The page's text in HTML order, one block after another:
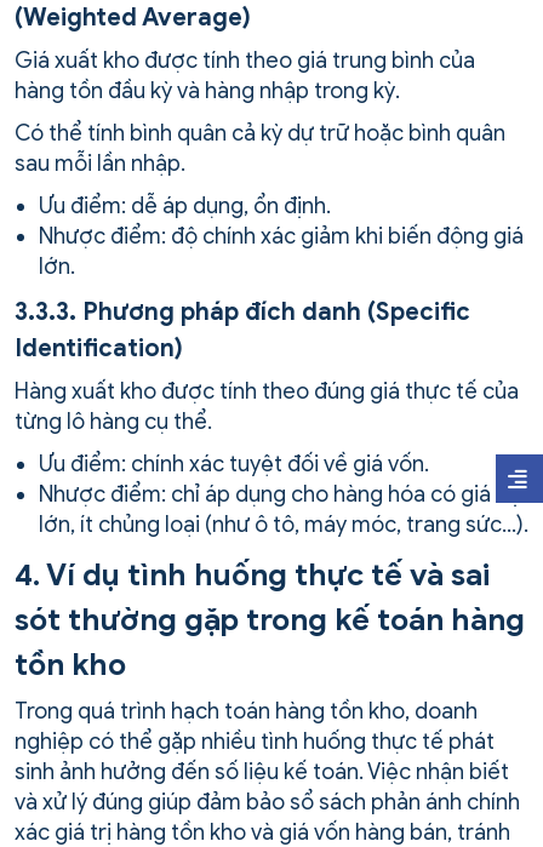
(Weighted Average)
Giá xuất kho được tính theo giá trung bình của
hàng tồn đầu kỳ và hàng nhập trong kỳ.
Có thể tính bình quân cả kỳ dự trữ hoặc bình quân
sau mỗi lần nhập.
Ưu điểm: dễ áp dụng, ổn định.
Nhược điểm: độ chính xác giảm khi biến động giá
lớn.
3.3.3. Phương pháp đích danh (Specific
Identification)
Hàng xuất kho được tính theo đúng giá thực tế của
từng lô hàng cụ thể.
Ưu điểm: chính xác tuyệt đối về giá vốn.
Nhược điểm: chỉ áp dụng cho hàng hóa có giá trị
lớn, ít chủng loại (như ô tô, máy móc, trang sức…).
4. Ví dụ tình huống thực tế và sai
sót thường gặp trong kế toán hàng
tồn kho
Trong quá trình hạch toán hàng tồn kho, doanh
nghiệp có thể gặp nhiều tình huống thực tế phát
sinh ảnh hưởng đến số liệu kế toán. Việc nhận biết
và xử lý đúng giúp đảm bảo sổ sách phản ánh chính
xác giá trị hàng tồn kho và giá vốn hàng bán, tránh